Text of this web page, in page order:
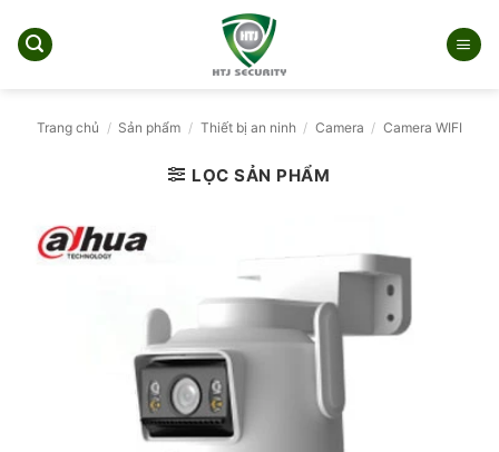
qua
Trang chủ / Sản phẩm / Thiết bị an ninh / Camera / Camera WIFI
LỌC SẢN PHẨM